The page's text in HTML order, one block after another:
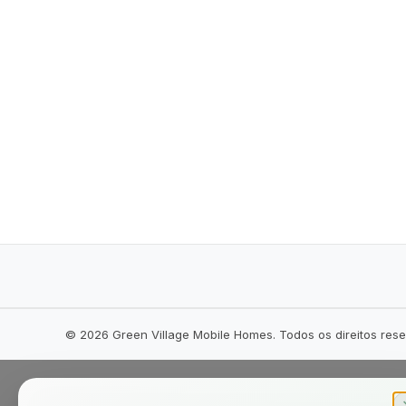
© 2026 Green Village Mobile Homes. Todos os direitos